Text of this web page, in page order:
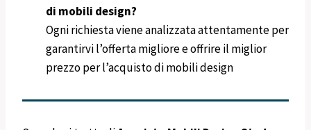
di mobili design?
Ogni richiesta viene analizzata attentamente per
garantirvi l’offerta migliore e offrire il miglior
prezzo per l’acquisto di mobili design